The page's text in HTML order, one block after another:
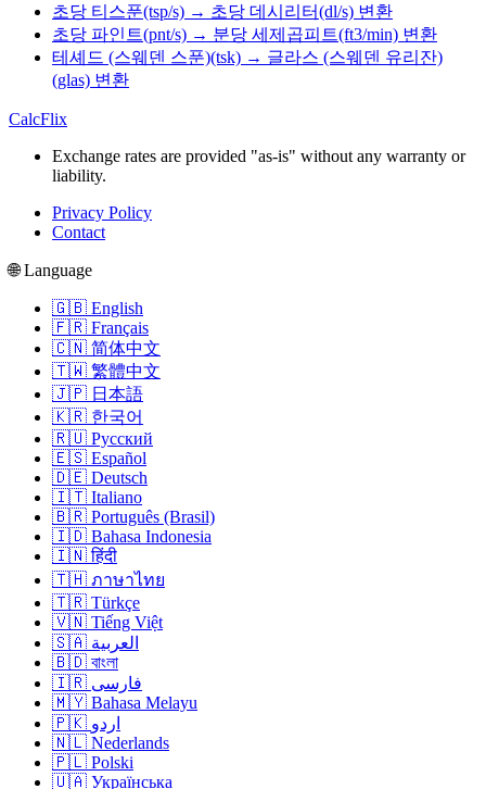
초당 티스푼(tsp/s) → 초당 데시리터(dl/s) 변환
초당 파인트(pnt/s) → 분당 세제곱피트(ft3/min) 변환
테셰드 (스웨덴 스푼)(tsk) → 글라스 (스웨덴 유리잔)
(glas) 변환
CalcFlix
Exchange rates are provided "as-is" without any warranty or
liability.
Privacy Policy
Contact
🌐 Language
🇬🇧 English
🇫🇷 Français
🇨🇳 简体中文
🇹🇼 繁體中文
🇯🇵 日本語
🇰🇷 한국어
🇷🇺 Русский
🇪🇸 Español
🇩🇪 Deutsch
🇮🇹 Italiano
🇧🇷 Português (Brasil)
🇮🇩 Bahasa Indonesia
🇮🇳 हिंदी
🇹🇭 ภาษาไทย
🇹🇷 Türkçe
🇻🇳 Tiếng Việt
🇸🇦 العربية
🇧🇩 বাংলা
🇮🇷 فارسی
🇲🇾 Bahasa Melayu
🇵🇰 اردو
🇳🇱 Nederlands
🇵🇱 Polski
🇺🇦 Українська